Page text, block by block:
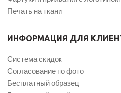
Печать на ткани
ИНФОРМАЦИЯ ДЛЯ
Система скидок
Согласование по фото
Бесплатный образец